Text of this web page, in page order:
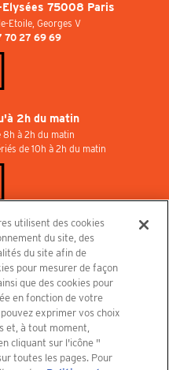
Elysées 75008 Paris
Etoile, Georges V
70 27 69 69
2h du matin
8h à 2h du matin
de 10h à 2h du matin
!
et le cinéma. Contactez-nous :
Mentions légales
Personnelles et Charte
utilisent des cookies
du site, des
du site afin de
pour mesurer de façon
que des cookies pour
en fonction de votre
exprimer vos choix
et, à tout moment,
cliquant sur l'icône "
toutes les pages. Pour